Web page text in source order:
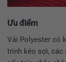
Ưu điểm
Vải Polyester có
trình kéo sợi, các